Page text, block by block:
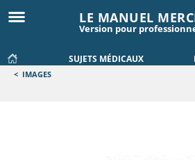
LE MANUEL
Version pour
SUJETS MÉDICAUX
< IMAGES